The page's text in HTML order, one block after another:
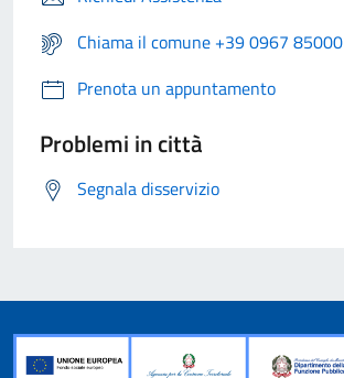
Chiama il comune +39 0967 85000
Prenota un appuntamento
Problemi in città
Segnala disservizio